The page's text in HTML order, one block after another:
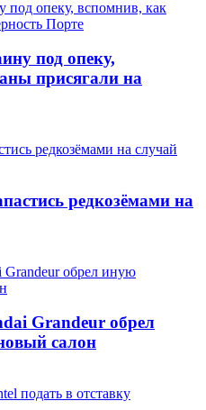
под опеку,
присягали на
редкозёмами на
Grandeur обрел
салон